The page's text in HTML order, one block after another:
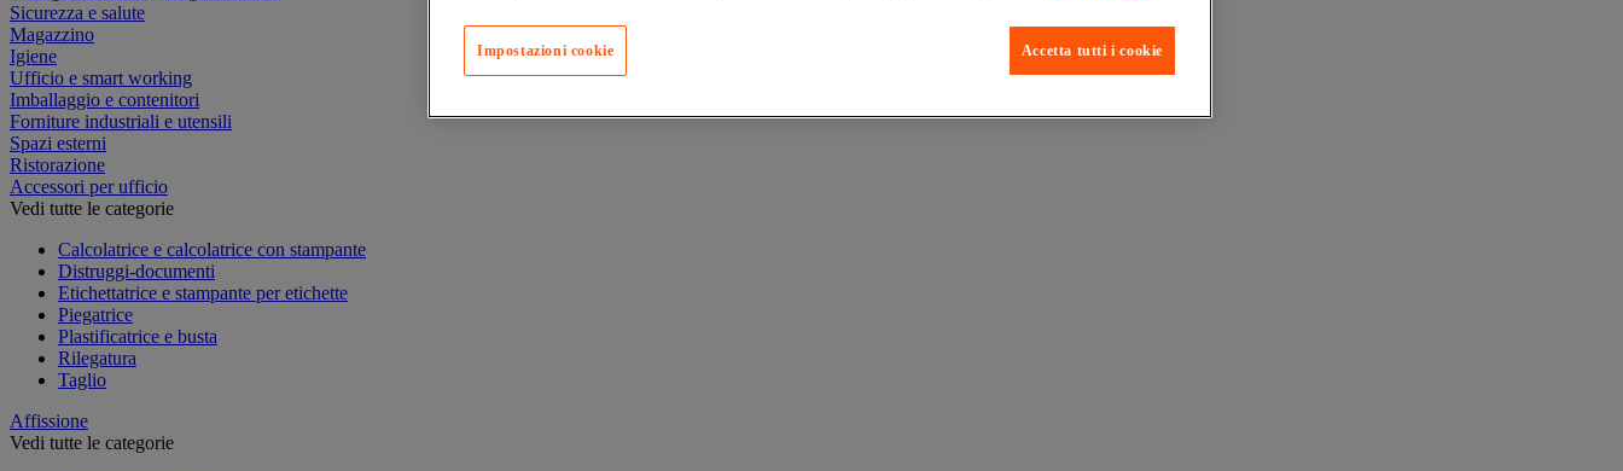
Sicurezza e salute
Magazzino
Igiene
Ufficio e smart working
Imballaggio e contenitori
Forniture industriali e utensili
Spazi esterni
Ristorazione
Accessori per ufficio
Vedi tutte le categorie
Calcolatrice e calcolatrice con stampante
Distruggi-documenti
Etichettatrice e stampante per etichette
Piegatrice
Plastificatrice e busta
Rilegatura
Taglio
Affissione
Vedi tutte le categorie
Accetta tutti i cookie
Impostazioni cookie